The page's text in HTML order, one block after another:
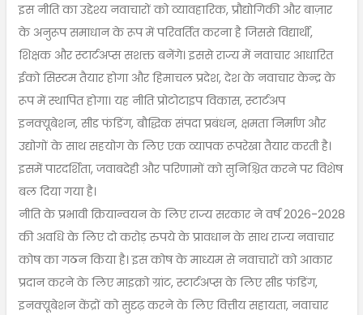
इस नीति का उद्देश्य नवाचारों को व्यावहारिक, प्रौद्योगिकी और बाज़ार
के अनुरूप समाधान के रूप में परिवर्तित करना है जिससे विद्यार्थी,
शिक्षक और स्टार्टअप्स सशक्त बनेंगे। इससे राज्य में नवाचार आधारित
ईको सिस्टम तैयार होगा और हिमाचल प्रदेश, देश के नवाचार केन्द्र के
रूप में स्थापित होगा। यह नीति प्रोटोटाइप विकास, स्टार्टअप
इनक्यूबेशन, सीड फंडिंग, बौद्धिक संपदा प्रबंधन, क्षमता निर्माण और
उद्योगों के साथ सहयोग के लिए एक व्यापक रूपरेखा तैयार करती है।
इसमें पारदर्शिता, जवाबदेही और परिणामों को सुनिश्चित करने पर विशेष
बल दिया गया है।
नीति के प्रभावी क्रियान्वयन के लिए राज्य सरकार ने वर्ष 2026-2028
की अवधि के लिए दो करोड़ रुपये के प्रावधान के साथ राज्य नवाचार
कोष का गठन किया है। इस कोष के माध्यम से नवाचारों को आकार
प्रदान करने के लिए माइक्रो ग्रांट, स्टार्टअप्स के लिए सीड फंडिंग,
इनक्यूबेशन केंद्रों को सुदृढ़ करने के लिए वित्तीय सहायता, नवाचार